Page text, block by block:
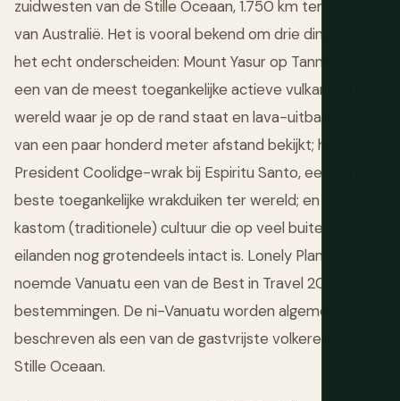
zuidwesten van de Stille Oceaan, 1.750 km ten oosten
van Australië. Het is vooral bekend om drie dingen die
het echt onderscheiden: Mount Yasur op Tanna Island,
een van de meest toegankelijke actieve vulkanen ter
wereld waar je op de rand staat en lava-uitbarstingen
van een paar honderd meter afstand bekijkt; het SS
President Coolidge-wrak bij Espiritu Santo, een van de
beste toegankelijke wrakduiken ter wereld; en een
kastom (traditionele) cultuur die op veel buiten-
eilanden nog grotendeels intact is. Lonely Planet
noemde Vanuatu een van de Best in Travel 2025-
bestemmingen. De ni-Vanuatu worden algemeen
beschreven als een van de gastvrijste volkeren in de
Stille Oceaan.